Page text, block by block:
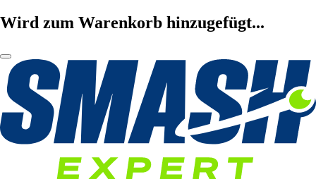
Wird zum Warenkorb hinzugefügt...